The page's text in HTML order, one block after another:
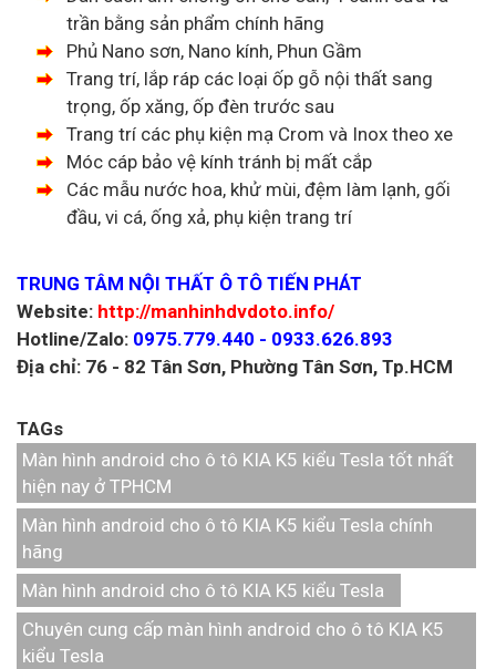
trần bằng sản phẩm chính hãng
Phủ Nano sơn, Nano kính, Phun Gầm
Trang trí, lắp ráp các loại ốp gỗ nội thất sang
trọng, ốp xăng, ốp đèn trước sau
Trang trí các phụ kiện mạ Crom và Inox theo xe
Móc cáp bảo vệ kính tránh bị mất cắp
Các mẫu nước hoa, khử mùi, đệm làm lạnh, gối
đầu, vi cá, ống xả, phụ kiện trang trí
TRUNG TÂM NỘI THẤT Ô TÔ TIẾN PHÁT
Website: http://manhinhdvdoto.info/
Hotline/Zalo: 0975.779.440 - 0933.626.893
Địa chỉ: 76 - 82 Tân Sơn, Phường Tân Sơn, Tp.HCM
TAGs
Màn hình android cho ô tô KIA K5 kiểu Tesla tốt nhất
hiện nay ở TPHCM
Màn hình android cho ô tô KIA K5 kiểu Tesla chính
hãng
Màn hình android cho ô tô KIA K5 kiểu Tesla
Chuyên cung cấp màn hình android cho ô tô KIA K5
kiểu Tesla